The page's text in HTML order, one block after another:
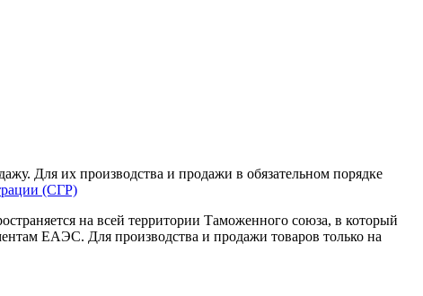
Для их производства и продажи в обязательном порядке
(СГР)
на всей территории Таможенного союза, в который
ЕАЭС. Для производства и продажи товаров только на